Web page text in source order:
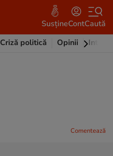
SusțineContCaută
Criză politică Opinii
Comentează